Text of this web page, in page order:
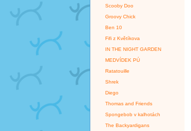
Scooby Doo
Groovy Chick
Ben 10
Fifi z Květíkova
IN THE NIGHT GARDEN
MEDVÍDEK PÚ
Ratatouille
Shrek
Diego
Thomas and Friends
Spongebob v kalhotách
The Backyardigans